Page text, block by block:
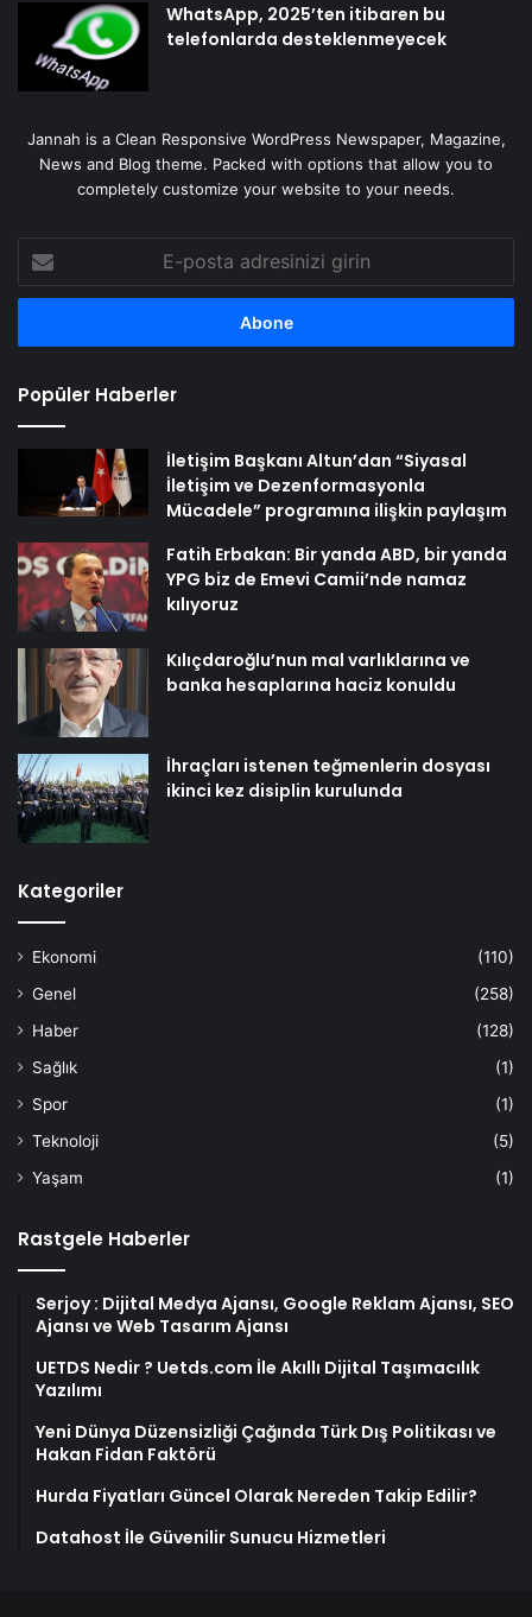
WhatsApp, 2025’ten itibaren bu
telefonlarda desteklenmeyecek
Jannah is a Clean Responsive WordPress Newspaper, Magazine,
News and Blog theme. Packed with options that allow you to
completely customize your website to your needs.
posta
adresinizi
Popüler Haberler
İletişim Başkanı Altun’dan “Siyasal
İletişim ve Dezenformasyonla
Mücadele” programına ilişkin paylaşım
Fatih Erbakan: Bir yanda ABD, bir yanda
YPG biz de Emevi Camii’nde namaz
kılıyoruz
Kılıçdaroğlu’nun mal varlıklarına ve
banka hesaplarına haciz konuldu
İhraçları istenen teğmenlerin dosyası
ikinci kez disiplin kurulunda
Kategoriler
Ekonomi
(110)
Genel
(258)
Haber
(128)
Sağlık
(1)
Spor
(1)
Teknoloji
(5)
Yaşam
(1)
Rastgele Haberler
Serjoy : Dijital Medya Ajansı, Google Reklam Ajansı, SEO
Ajansı ve Web Tasarım Ajansı
UETDS Nedir ? Uetds.com İle Akıllı Dijital Taşımacılık
Yazılımı
Yeni Dünya Düzensizliği Çağında Türk Dış Politikası ve
Hakan Fidan Faktörü
Hurda Fiyatları Güncel Olarak Nereden Takip Edilir?
Datahost İle Güvenilir Sunucu Hizmetleri